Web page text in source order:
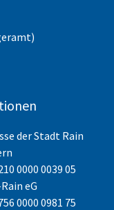
der Stadt Rain
0000 0039 05
eG
0000 0981 75